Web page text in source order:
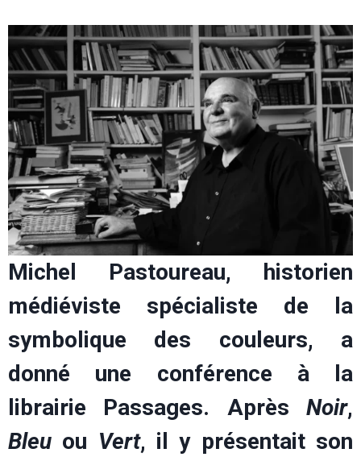
Michel Pastoureau, historien
médiéviste spécialiste de la
symbolique des couleurs, a
donné une conférence à la
librairie Passages. Après Noir,
Bleu ou Vert, il y présentait son